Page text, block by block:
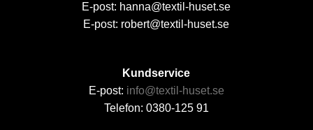
E-post: hanna@textil-huset.se
E-post: robert@textil-huset.se
Kundservice
E-post: info@textil-huset.se
Telefon: 0380-125 91